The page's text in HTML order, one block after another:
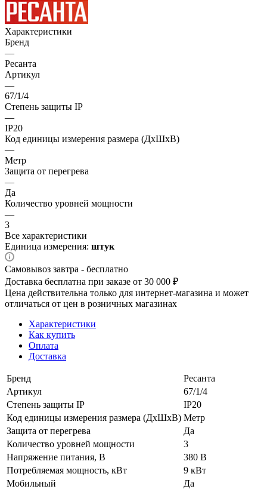
Характеристики
Бренд
—
Ресанта
Артикул
—
67/1/4
Степень защиты IP
—
IP20
Код единицы измерения размера (ДхШхВ)
—
Метр
Защита от перегрева
—
Да
Количество уровней мощности
—
3
Все характеристики
Единица измерения: штук
Самовывоз завтра - бесплатно
Доставка бесплатна при заказе от 30 000 ₽
Цена действительна только для интернет-магазина и может
отличаться от цен в розничных магазинах
Характеристики
Как купить
Оплата
Доставка
Бренд
Ресанта
Артикул
67/1/4
Степень защиты IP
IP20
Код единицы измерения размера (ДхШхВ) Метр
Защита от перегрева
Да
Количество уровней мощности
3
Напряжение питания, В
380 В
Потребляемая мощность, кВт
9 кВт
Мобильный
Да